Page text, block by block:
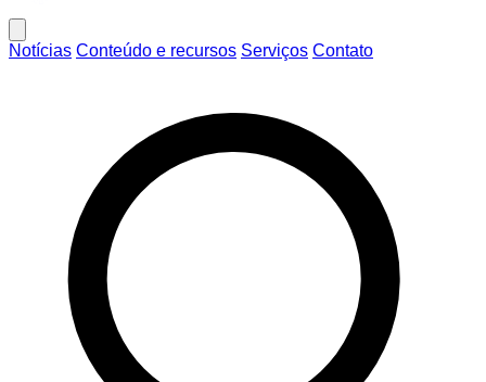
Notícias Conteúdo e recursos Serviços Contato